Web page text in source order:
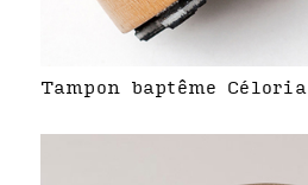
Tampon baptême Céloria